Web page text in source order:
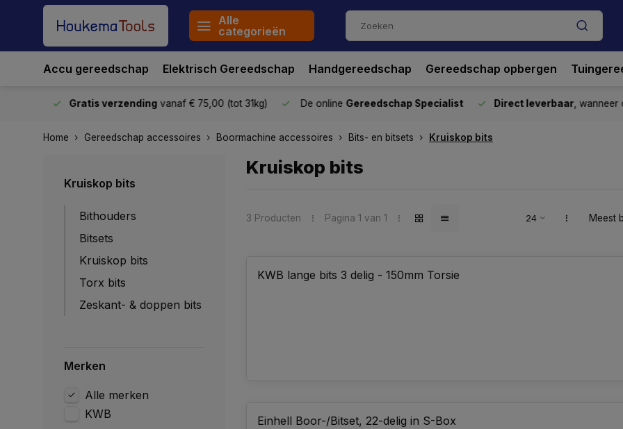
Alle
categorieën
Accu gereedschap Elektrisch Gereedschap Handgereedschap Gereedschap opbergen
Gratis verzendingvanaf € 75,00 (tot 31kg) De onlineGereedschap Specialist Direct leverbaar, wanneer
Home Gereedschap accessoires Boormachine accessoires Bits- en bitsets Kruiskop bits
Kruiskop bits
Bithouders
Bitsets
Kruiskop bits
Torx bits
Zeskant- & doppen bits
Merken
Alle merken
KWB
Kruiskop bits
3 Producten Pagina 1 van 1 Meest
KWB lange bits 3 delig - 150mm Torsie
Einhell Boor-/Bitset, 22-delig in S-Box